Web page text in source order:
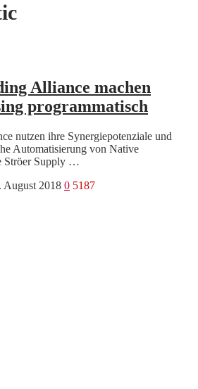
Alliance machen
programmatisch
nutzen ihre Synergiepotenziale und
Automatisierung von Native
Ströer Supply …
August 2018 0 5187